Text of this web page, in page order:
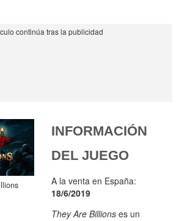
INFORMACIÓN
DEL JUEGO
A la venta en España:
18/6/2019
They Are Billions es un